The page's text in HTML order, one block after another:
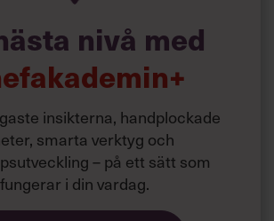
– och på så sätt bädda för
vill uppnå.nivå med
insikterna, handplockade
smarta verktyg och
– på ett sätt som
fungerar i din vardag.